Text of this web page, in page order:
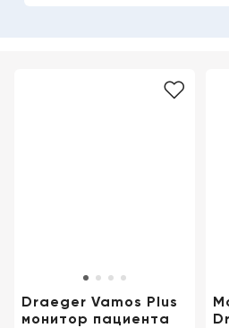
Draeger Vamos Plus
монитор пациента